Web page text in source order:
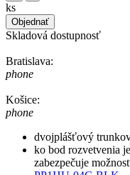
ks
Objednať
Skladová dostupnosť
Bratislava:
phone
Košice:
phone
dvojplášťový
ko bod rozvetvenia
zabezpečuje